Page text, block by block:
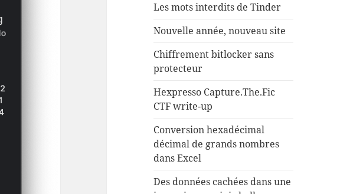
Les mots interdits de Tinder
Nouvelle année, nouveau site
Chiffrement bitlocker sans
protecteur
Hexpresso Capture.The.Fic
CTF write-up
Conversion hexadécimal
décimal de grands nombres
dans Excel
Des données cachées dans une